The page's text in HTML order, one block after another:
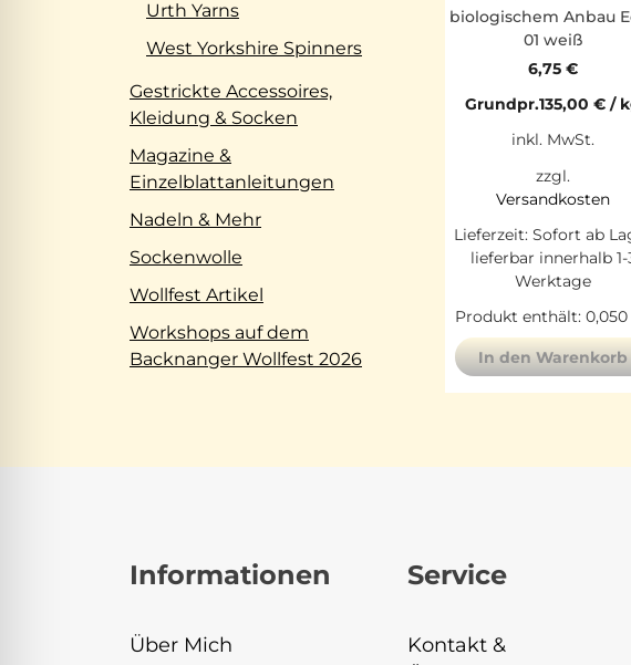
biologischem Anbau
01 weiß
6,75 €
Grundpr.135,00 € /
inkl. MwSt.
zzgl.
Versandkosten
Lieferzeit: Sofort ab
lieferbar innerhalb 1-
Werktage
Produkt enthält: 0,050
In den Warenkorb
Urth Yarns
West Yorkshire Spinners
Gestrickte Accessoires,
Kleidung & Socken
Magazine &
Einzelblattanleitungen
Nadeln & Mehr
Sockenwolle
Wollfest Artikel
Workshops auf dem
Backnanger Wollfest 2026
Informationen
Über Mich
Service
Kontakt &